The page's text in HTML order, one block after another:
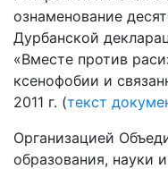
ознаменование
Дурбанской
«Вместе против
ксенофобии и
2011 г. (текст
Организацией
образования,